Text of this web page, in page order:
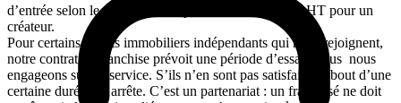
d’entrée selon le potentiel de foyers, contre 17 000 € HT pour un
créateur.
Pour certains agents immobiliers indépendants qui nous rejoignent,
notre contrat de franchise prévoit une période d’essai : nous nous
engageons sur un service. S’ils n’en sont pas satisfaits au bout d’une
certaine durée, on arrête. C’est un partenariat : un franchisé ne doit